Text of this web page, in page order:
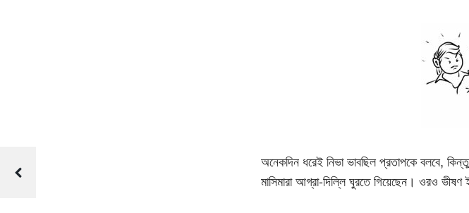
অনেকদিন ধরেই নিভা ভাবছিল প্রতাপকে বলবে,
মাসিমারা আগ্রা-দিল্লি ঘুরতে গিয়েছেন। ওরও ভীষণ